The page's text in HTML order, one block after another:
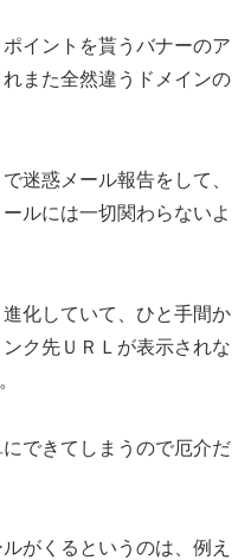
イントを貰うバナーのア
また全然違うドメインの
迷惑メール報告をして、
ルには一切関わらないよ
化していて、ひと手間か
ク先ＵＲＬが表示されな
できてしまうので厄介だ
がくるというのは、例え